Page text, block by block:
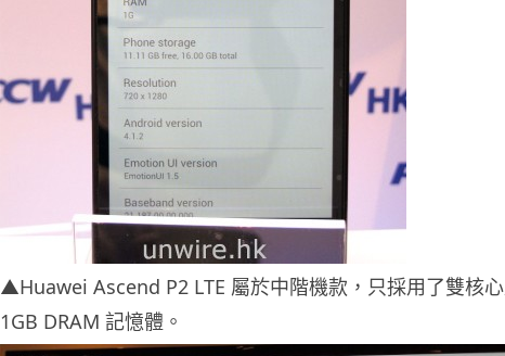
▲Huawei Ascend P2 LTE 屬於中階機款，只採用了雙核
1GB DRAM 記憶體。